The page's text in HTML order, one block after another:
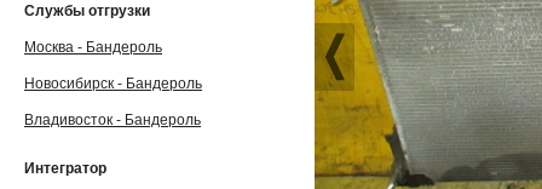
Службы отгрузки
Москва - Бандероль
Новосибирск - Бандероль
Владивосток - Бандероль
Интегратор